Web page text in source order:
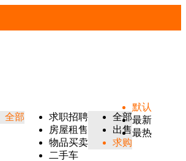
全部
求职招聘
房屋租售
物品买卖
二手车
全部
出售
求购
默认
最新
最热